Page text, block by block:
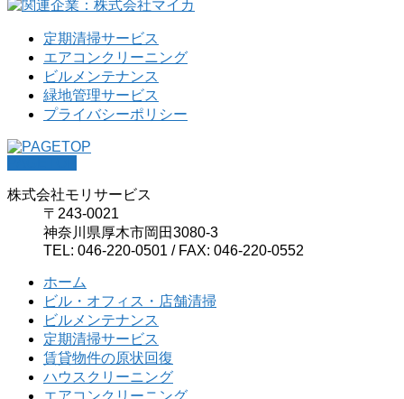
定期清掃サービス
エアコンクリーニング
ビルメンテナンス
緑地管理サービス
プライバシーポリシー
株式会社モリサービス
〒243-0021
神奈川県厚木市岡田3080-3
TEL: 046-220-0501 / FAX: 046-220-0552
ホーム
ビル・オフィス・店舗清掃
ビルメンテナンス
定期清掃サービス
賃貸物件の原状回復
ハウスクリーニング